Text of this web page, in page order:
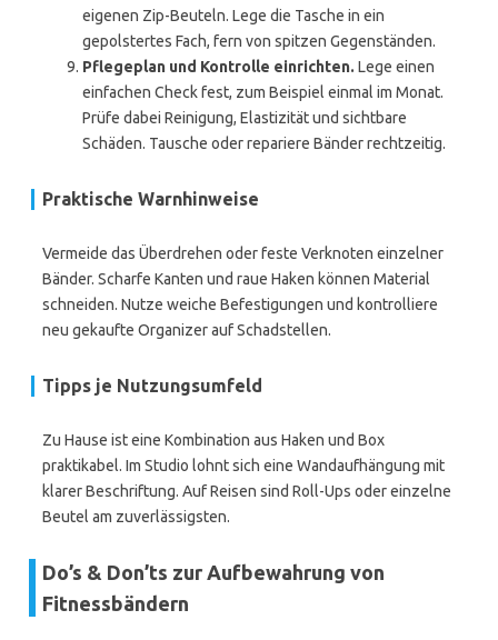
eigenen Zip-Beuteln. Lege die Tasche in ein
gepolstertes Fach, fern von spitzen Gegenständen.
Pflegeplan und Kontrolle einrichten. Lege einen
einfachen Check fest, zum Beispiel einmal im Monat.
Prüfe dabei Reinigung, Elastizität und sichtbare
Schäden. Tausche oder repariere Bänder rechtzeitig.
Praktische Warnhinweise
Vermeide das Überdrehen oder feste Verknoten einzelner
Bänder. Scharfe Kanten und raue Haken können Material
schneiden. Nutze weiche Befestigungen und kontrolliere
neu gekaufte Organizer auf Schadstellen.
Tipps je Nutzungsumfeld
Zu Hause ist eine Kombination aus Haken und Box
praktikabel. Im Studio lohnt sich eine Wandaufhängung mit
klarer Beschriftung. Auf Reisen sind Roll-Ups oder einzelne
Beutel am zuverlässigsten.
Do’s & Don’ts zur Aufbewahrung von
Fitnessbändern